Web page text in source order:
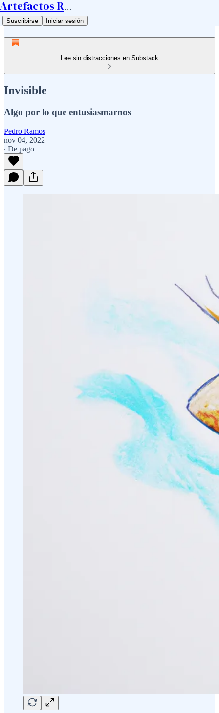
Artefactos Ramos
Suscribirse Iniciar sesión
Lee sin distracciones en Substack
Invisible
Algo por lo que entusiasmarnos
Pedro Ramos
nov 04, 2022
∙ De pago